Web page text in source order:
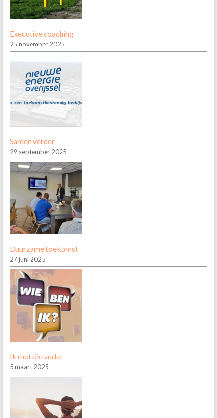
Executive coaching
25 november 2025
Samen verder
29 september 2025
Duurzame toekomst
27 juni 2025
Ik met die ander
5 maart 2025